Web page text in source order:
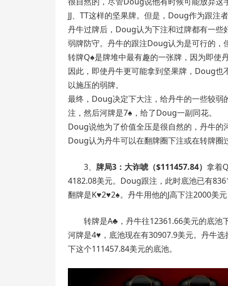
JJ、TT这样的坚果牌。但是，Doug作为跟注
丹牛过牌后，Doug认为下注和过牌都有一
弱牌防守。丹牛的跟注Doug认为是可行的，
转牌Q♠是牌堆中最有趣的一张牌，因为即使
因此，即使丹牛更可能拿到坚果牌，Doug
以施压的弱牌。
最终，Doug决定下大注，给丹牛的一些较弱
注，然后河牌是7♠，给了Doug一副同花。
Doug说他为了价值全压是很自然的，丹牛的
Doug认为丹牛可以在翻牌圈下注或在转牌圈
3、 牌局3：大诈唬（$111457.84） 拿着
4182.08美元。Doug跟注，此时底池已有
翻牌是K♥2♥2♠。丹牛用他的J高下注2000美
转牌是A♣，丹牛往12361.66美元的底池
河牌是4♥，底池现在有30907.9美元。丹牛
下这个111457.84美元的底池。